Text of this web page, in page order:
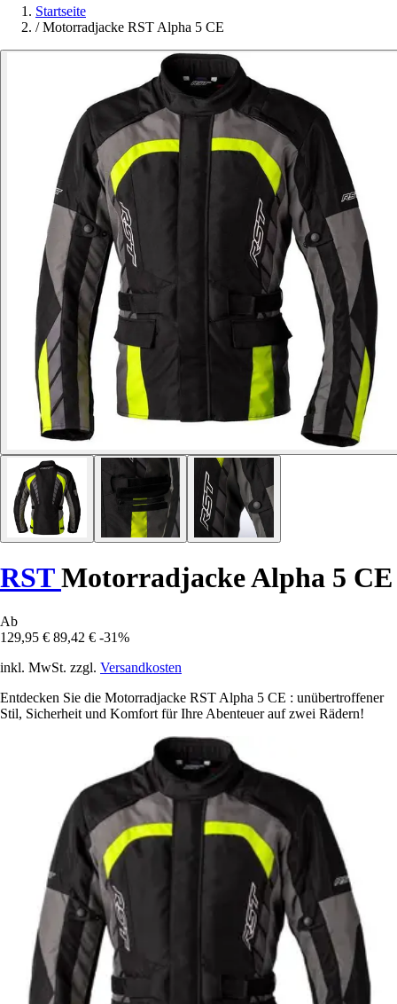
Startseite
/ Motorradjacke RST Alpha 5 CE
RSTMotorradjacke Alpha 5 CE
Ab
129,95 € 89,42 € -31%
inkl. MwSt. zzgl. Versandkosten
Entdecken Sie die Motorradjacke RST Alpha 5 CE : unübertroffener
Stil, Sicherheit und Komfort für Ihre Abenteuer auf zwei Rädern!